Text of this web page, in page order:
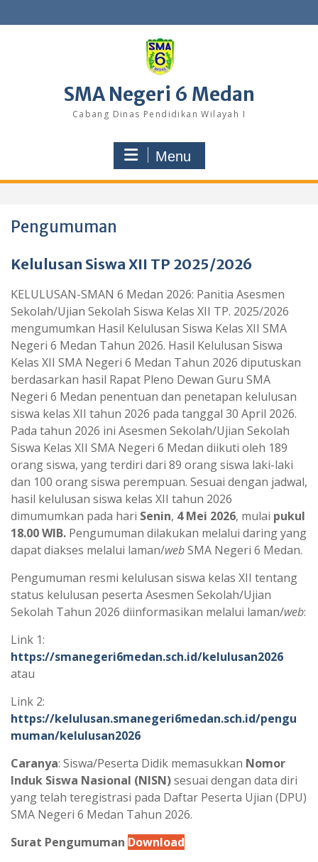
to
SMA Negeri 6 Medan
Cabang Dinas Pendidikan Wilayah I
Menu
Pengumuman
Kelulusan Siswa XII TP 2025/2026
KELULUSAN-SMAN 6 Medan 2026: Panitia Asesmen
Sekolah/Ujian Sekolah Siswa Kelas XII TP. 2025/2026
mengumumkan Hasil Kelulusan Siswa Kelas XII SMA
Negeri 6 Medan Tahun 2026. Hasil Kelulusan Siswa
Kelas XII SMA Negeri 6 Medan Tahun 2026 diputuskan
berdasarkan hasil Rapat Pleno Dewan Guru SMA
Negeri 6 Medan penentuan dan penetapan kelulusan
siswa kelas XII tahun 2026 pada tanggal 30 April 2026.
Pada tahun 2026 ini Asesmen Sekolah/Ujian Sekolah
Siswa Kelas XII SMA Negeri 6 Medan diikuti oleh 189
orang siswa, yang terdiri dari 89 orang siswa laki-laki
dan 100 orang siswa perempuan. Sesuai dengan jadwal,
hasil kelulusan siswa kelas XII tahun 2026
dimumumkan pada hari Senin, 4 Mei 2026, mulai pukul
18.00 WIB. Pengumuman dilakukan melalui daring yang
dapat diakses melalui laman/webSMA Negeri 6 Medan.
Pengumuman resmi kelulusan siswa kelas XII tentang
status kelulusan peserta Asesmen Sekolah/Ujian
Sekolah Tahun 2026 diinformasikan melalui laman/web:
Link 1:
https://smanegeri6medan.sch.id/kelulusan2026
atau
Link 2:
https://kelulusan.smanegeri6medan.sch.id/pengu
muman/kelulusan2026
Caranya: Siswa/Peserta Didik memasukkan Nomor
Induk Siswa Nasional (NISN)sesuai dengan data diri
yang telah teregistrasi pada Daftar Peserta Ujian (DPU)
SMA Negeri 6 Medan Tahun 2026.
Surat Pengumuman Download